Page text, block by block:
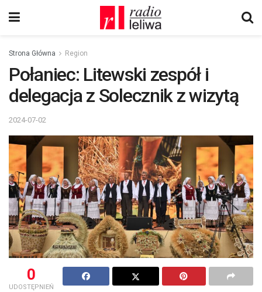
Strona Główna Region
Połaniec: Litewski zespół i
delegacja z Solecznik z wizytą
2024-07-02
0
UDOSTĘPNIEŃ